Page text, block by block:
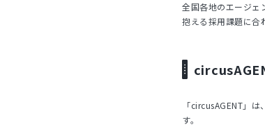
全国各地のエージェ
抱える採用課題に合
「circusAGENT」
す。